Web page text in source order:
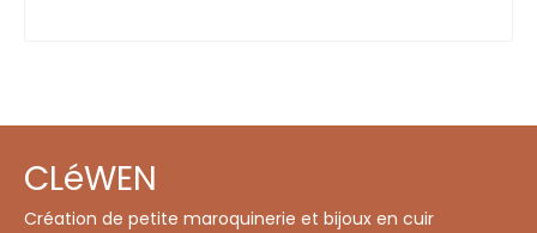
CLéWEN
Création de petite maroquinerie et bijoux en cuir